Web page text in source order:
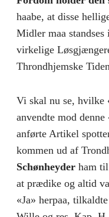
haabe, at disse
Midler maa
virkelige
Throndhjemske
Vi skal nu se, hvilke
anvendte mod
anførte Artikel
kommen ud af
Schønheyder ham
at prædike og altid
«Ja» herpaa,